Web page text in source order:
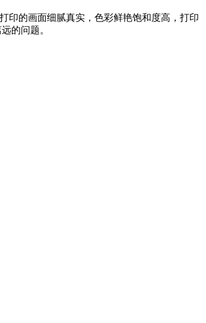
印的画面细腻真实，色彩鲜艳饱和度高，打印
的问题。